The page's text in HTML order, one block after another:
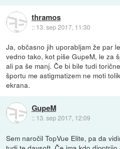
thramos
:: 13. sep 2017, 11:30
Ja, občasno jih uporabljam že par
vedno tako, kot piše GupeM, le za
ali pa še manj. Če bi bile tudi
športu me astigmatizem ne moti
ekrana.
GupeM
:: 13. sep 2017, 12:09
Sem naročil TopVue Elite, pa da